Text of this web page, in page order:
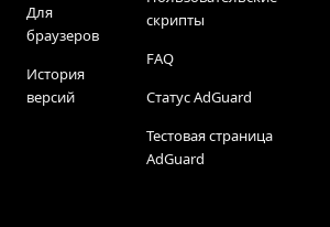
Для
браузеров
История
версий
скрипты
FAQ
Статус AdGuard
Тестовая страница
AdGuard